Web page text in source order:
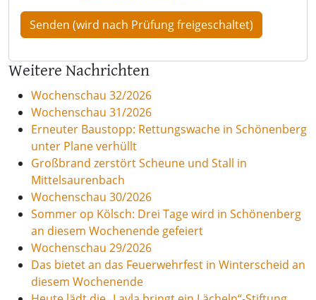
Weitere Nachrichten
Wochenschau 32/2026
Wochenschau 31/2026
Erneuter Baustopp: Rettungswache in Schönenberg
unter Plane verhüllt
Großbrand zerstört Scheune und Stall in
Mittelsaurenbach
Wochenschau 30/2026
Sommer op Kölsch: Drei Tage wird in Schönenberg
an diesem Wochenende gefeiert
Wochenschau 29/2026
Das bietet an das Feuerwehrfest in Winterscheid an
diesem Wochenende